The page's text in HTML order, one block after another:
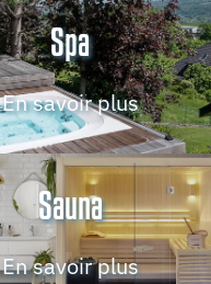
Spa
En savoir plus
Sauna
En savoir plus